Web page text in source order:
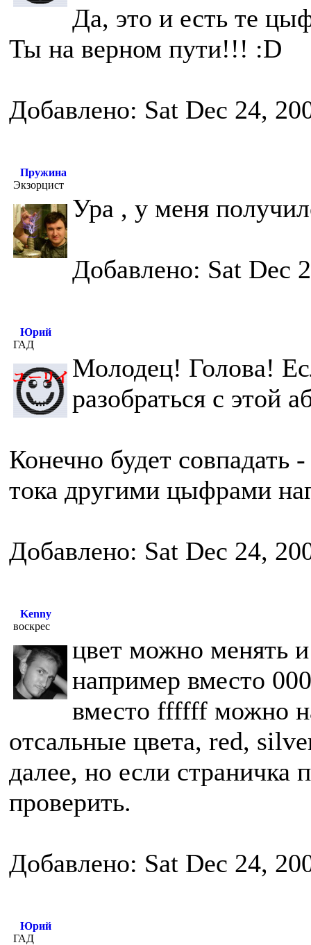
Да, это и есть те
Ты на верном пути!!! :D
Добавлено: Sat Dec 24,
Пружина
Экзорцист
Ура , у меня
Добавлено: Sat Dec
Юрий
ГАД
Молодец! Голова!
разобраться с этой
Конечно будет совпадать
тока другими цыфрами
Добавлено: Sat Dec 24,
Kenny
воскрес
цвет можно менять
например вместо
вместо ffffff можно
отсальные цвета, red,
далее, но если
проверить.
Добавлено: Sat Dec 24,
Юрий
ГАД